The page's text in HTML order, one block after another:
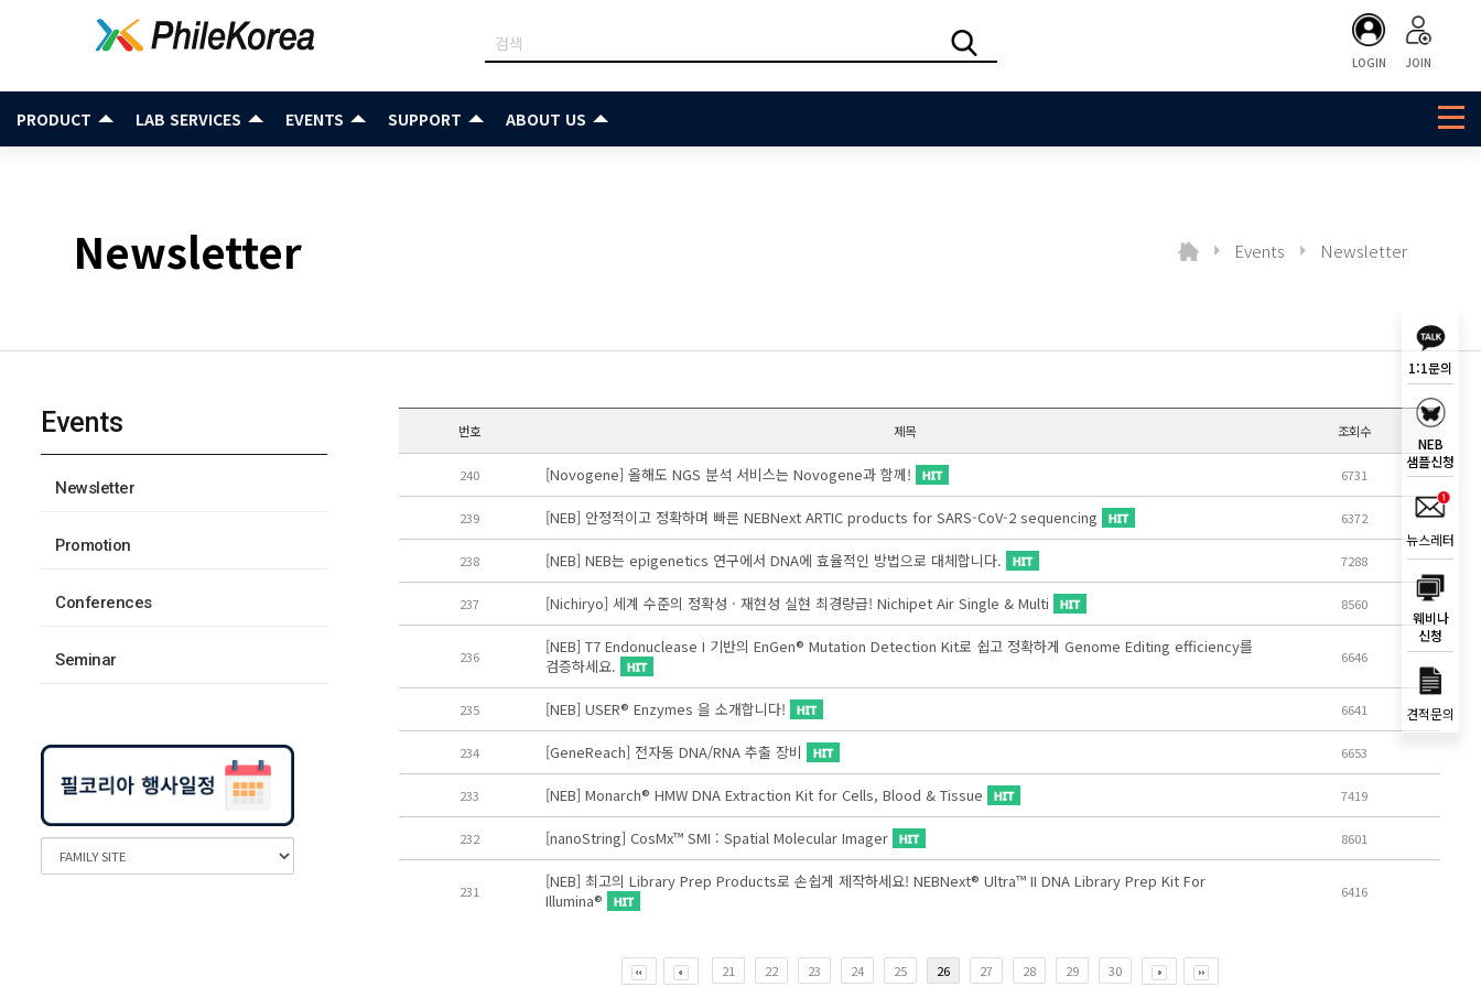
LOGIN JOIN
PRODUCT LAB SERVICES EVENTS SUPPORT ABOUT US
Newsletter Events Newsletter
Events
Newsletter
Promotion
Conferences
Seminar
번호 제목 조회수
240 [Novogene] 올해도 NGS 분석 서비스는 Novogene과 함께! 6731
239 [NEB] 안정적이고 정확하며 빠른 NEBNext ARTIC products for SARS-CoV-2 sequencing 6372
238 [NEB] NEB는 epigenetics 연구에서 DNA에 효율적인 방법으로 대체합니다. 7288
237 [Nichiryo] 세계 수준의 정확성 · 재현성 실현 최경량급! Nichipet Air Single & Multi 8560
236
[NEB] T7 Endonuclease I 기반의 EnGen® Mutation Detection Kit로 쉽고 정확하게 Genome Editing efficiency를
검증하세요.
6646
235 [NEB] USER® Enzymes 을 소개합니다! 6641
234 [GeneReach] 전자동 DNA/RNA 추출 장비 6653
233 [NEB] Monarch® HMW DNA Extraction Kit for Cells, Blood & Tissue 7419
232 [nanoString] CosMx™ SMI : Spatial Molecular Imager 8601
231
[NEB] 최고의 Library Prep Products로 손쉽게 제작하세요! NEBNext® Ultra™ II DNA Library Prep Kit For
Illumina®
6416
21 22 23 24 25 26 27 28 29 30
1:1문의
NEB
샘플신청
뉴스레터
웨비나
신청
견적문의